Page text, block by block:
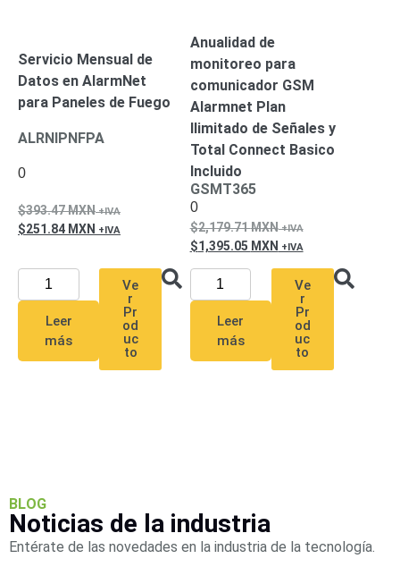
ApoyoPantallas
/
Monitores Videowall
Seguridad
Corriente
AlternaCorriente
Servidores
Almacenamiento
Accesorios
Discos
Duros
Mecánicos
AplicaciónUnidades
de Estado
Servicio Mensual de
Datos en AlarmNet
para Paneles de Fuego
ALRNIPNFPA
0
393.47MXN
251.84 MXN
Leer
más
Ve
r
Pr
od
uc
to
Anualidad de
monitoreo para
comunicador GSM
Alarmnet Plan
Ilimitado de Señales y
Total Connect Basico
Incluido
GSMT365
0
2,179.71MXN
1,395.05 MXN
Leer
más
Ve
r
Pr
od
uc
to
BLOG
Noticias de la industria
Entérate de las novedades en la industria de la tecnología.